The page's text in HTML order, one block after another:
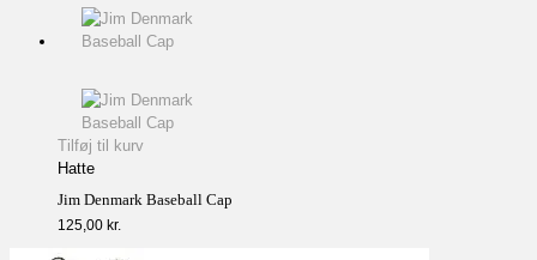
Tilføj til kurv
Hatte
Jim Denmark Baseball Cap
125,00 kr.